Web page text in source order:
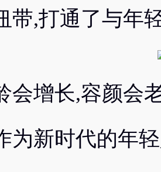
带,打通了与年
会增长,容颜会
为新时代的年